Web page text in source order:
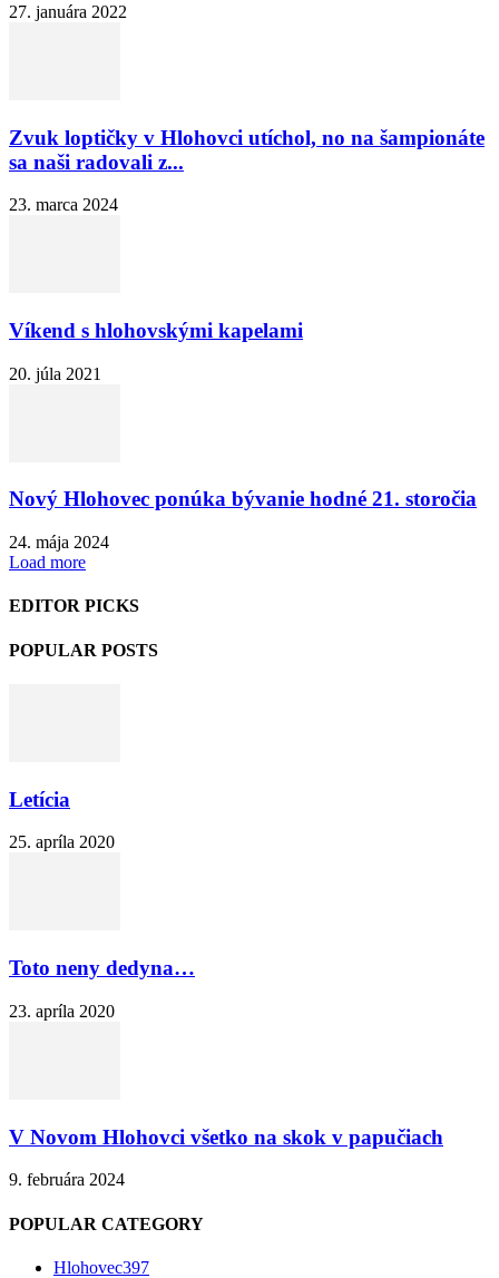
27. januára 2022
Zvuk loptičky v Hlohovci utíchol, no na šampionáte
sa naši radovali z...
23. marca 2024
Víkend s hlohovskými kapelami
20. júla 2021
Nový Hlohovec ponúka bývanie hodné 21. storočia
24. mája 2024
Load more
EDITOR PICKS
POPULAR POSTS
Letícia
25. apríla 2020
Toto neny dedyna…
23. apríla 2020
V Novom Hlohovci všetko na skok v papučiach
9. februára 2024
POPULAR CATEGORY
Hlohovec397